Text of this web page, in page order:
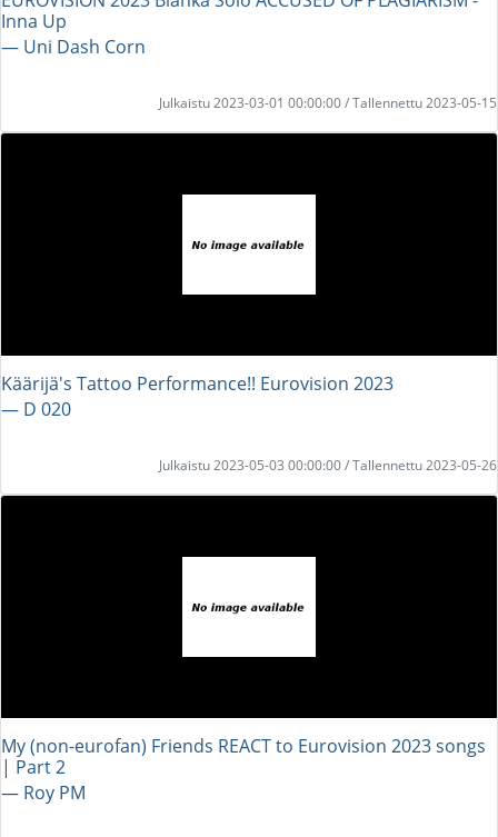
Inna Up
― Uni Dash Corn
Julkaistu 2023-03-01 00:00:00 / Tallennettu 2023-05-15
Käärijä's Tattoo Performance!! Eurovision 2023
― D 020
Julkaistu 2023-05-03 00:00:00 / Tallennettu 2023-05-26
My (non-eurofan) Friends REACT to Eurovision 2023 songs
| Part 2
― Roy PM